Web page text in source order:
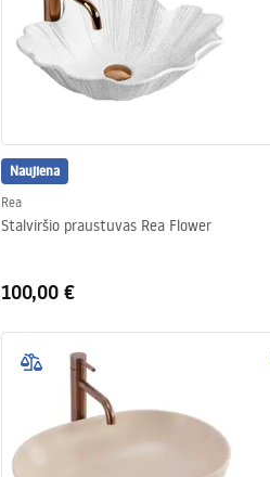
Naujiena
Rea
Stalviršio praustuvas Rea Flower
100,00 €